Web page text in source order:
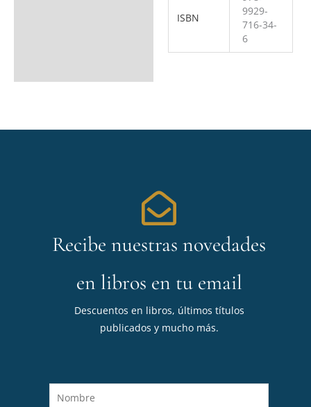
ISBN
9929-
716-34-
6
Recibe nuestras novedades
en libros en tu email
Descuentos en libros, últimos títulos
publicados y mucho más.